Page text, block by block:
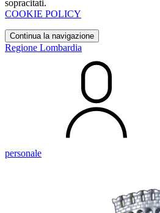
sopracitati.
COOKIE POLICY
Continua la navigazione
Regione Lombardia
personale